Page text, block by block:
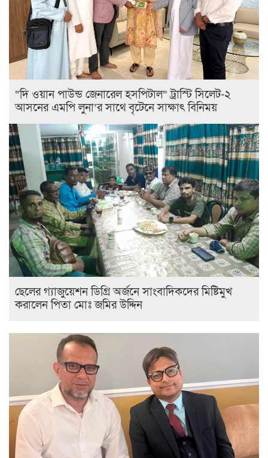
“দি ওয়ান পাউন্ড জেনারেল হসপিটাল” ট্রাস্টি সিলেট-২
আসনের এমপি লুনা’র সা‌থে বৃটেনে সাক্ষাৎ বিনিময়
ছেলের গ্যাজুয়েশন ডিগ্রি অর্জনে সাংবাদিকদের মিষ্টিমুখ
করালেন পিতা মোঃ জমির উদ্দিন